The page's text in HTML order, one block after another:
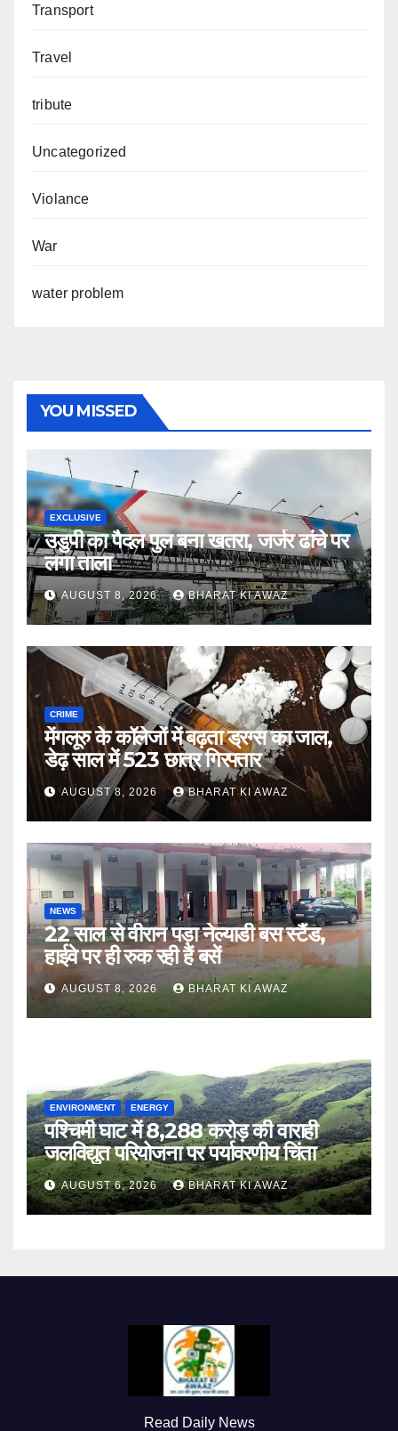
Transport
Travel
tribute
Uncategorized
Violance
War
water problem
YOU MISSED
EXCLUSIVE
उडुपी का पैदल पुल बना खतरा, जर्जर ढांचे पर
लगा ताला
AUGUST 8, 2026 BHARAT KI AWAZ
CRIME
मेंगलूरु के कॉलेजों में बढ़ता ड्रग्स का जाल,
डेढ़ साल में 523 छात्र गिरफ्तार
AUGUST 8, 2026 BHARAT KI AWAZ
NEWS
22 साल से वीरान पड़ा नेल्याडी बस स्टैंड,
हाईवे पर ही रुक रही हैं बसें
AUGUST 8, 2026 BHARAT KI AWAZ
ENVIRONMENT ENERGY
पश्चिमी घाट में 8,288 करोड़ की वाराही
जलविद्युत परियोजना पर पर्यावरणीय चिंता
AUGUST 6, 2026 BHARAT KI AWAZ
Read Daily News